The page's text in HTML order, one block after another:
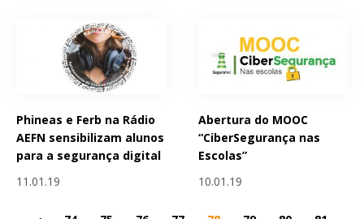
Phineas e Ferb na Rádio
AEFN sensibilizam alunos
para a segurança digital
11.01.19
Abertura do MOOC
“CiberSegurança nas
Escolas”
10.01.19